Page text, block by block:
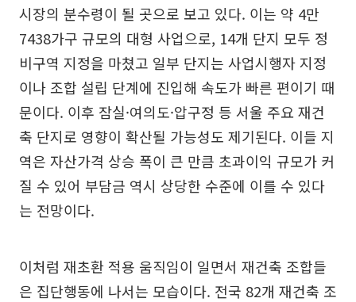
시장의 분수령이 될 곳으로 보고 있다. 이는 약 4만
7438가구 규모의 대형 사업으로, 14개 단지 모두 정
비구역 지정을 마쳤고 일부 단지는 사업시행자 지정
이나 조합 설립 단계에 진입해 속도가 빠른 편이기 때
문이다. 이후 잠실·여의도·압구정 등 서울 주요 재건
축 단지로 영향이 확산될 가능성도 제기된다. 이들 지
역은 자산가격 상승 폭이 큰 만큼 초과이익 규모가 커
질 수 있어 부담금 역시 상당한 수준에 이를 수 있다
는 전망이다.
이처럼 재초환 적용 움직임이 일면서 재건축 조합들
은 집단행동에 나서는 모습이다. 전국 82개 재건축 조